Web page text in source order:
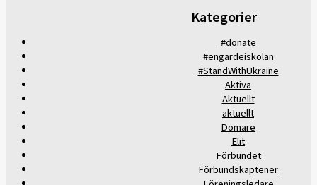
Kategorier
#donate
#engardeiskolan
#StandWithUkraine
Aktiva
Aktuellt
aktuellt
Domare
Elit
Förbundet
Förbundskaptener